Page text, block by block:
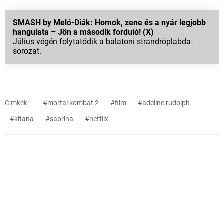
SMASH by Meló-Diák: Homok, zene és a nyár legjobb
hangulata – Jön a második forduló! (X)
Július végén folytatódik a balatoni strandröplabda-
sorozat.
Címkék: #mortal kombat 2 #film
#adeline rudolph
#kitana
#sabrina #netflix